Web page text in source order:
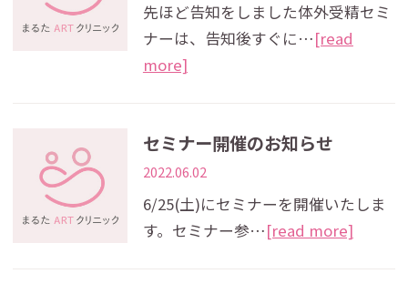
先ほど告知をしました体外受精セミ
ナーは、告知後すぐに…[read
more]
セミナー開催のお知らせ
2022.06.02
6/25(土)にセミナーを開催いたしま
す。セミナー参…[read more]